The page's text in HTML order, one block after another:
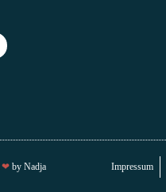
❤ by Nadja​​ Impressum